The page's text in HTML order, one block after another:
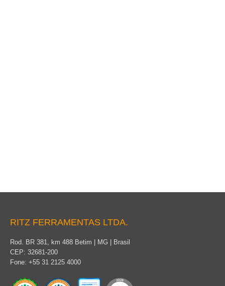
RITZ FERRAMENTAS LTDA.
Rod. BR 381, km 488 Betim | MG | Brasil
CEP: 32681-200
Fone: +55 31 2125 4000